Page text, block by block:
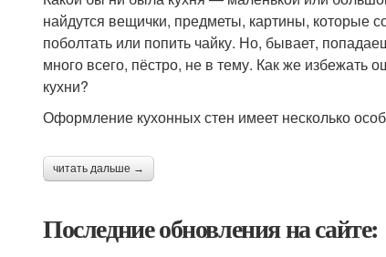
найдутся вещички, предметы, картины, которые
поболтать или попить чайку. Но, бывает,
много всего, пёстро, не в тему. Как же избежать
кухни?
Оформление кухонных стен имеет несколько
читать дальше →
Последние обновления на сайте: